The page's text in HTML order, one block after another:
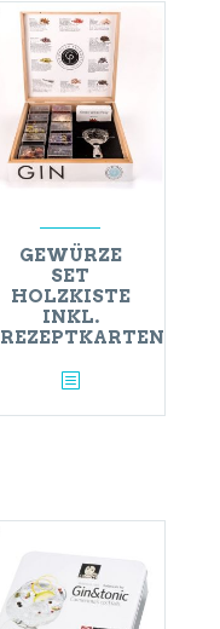
GEWÜRZE
SET
HOLZKISTE
INKL.
REZEPTKARTEN